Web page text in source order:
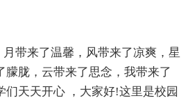
带来了温馨，风带来了凉爽，星
朦胧，云带来了思念，我带来了
们天天开心 ，大家好!这里是校园